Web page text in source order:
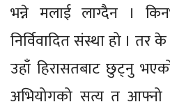
भन्ने मलाई लाग्दैन ।
निर्विवादित संस्था हो । तर
उहाँ हिरासतबाट छुट्नु
अभियोगको सत्य त